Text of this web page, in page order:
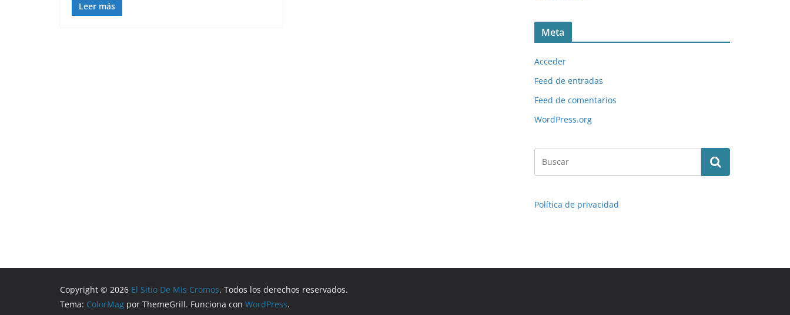
Leer más
Meta
Acceder
Feed de entradas
Feed de comentarios
WordPress.org
Política de privacidad
Copyright © 2026 El Sitio De Mis Cromos. Todos los derechos reservados.
Tema: ColorMag por ThemeGrill. Funciona con WordPress.